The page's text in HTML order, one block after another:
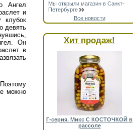
Ангел
и
клубок
девять
Он
в
можно
Мы открыли магазин в Санкт-
Петербурге
Все новости
Хит продаж!
Г-серия. Микс С КОСТОЧКОЙ в
рассоле